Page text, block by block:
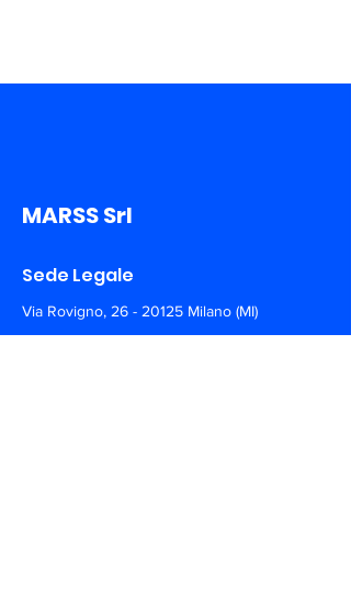
MARSS Srl
Sede Legale
Via Rovigno, 26 - 20125 Milano (MI)